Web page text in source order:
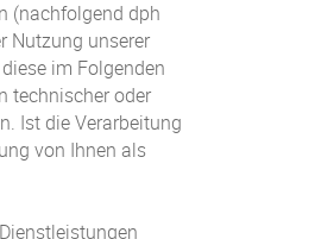
dph
Nutzung unserer
im Folgenden
technischer oder
Ist die Verarbeitung
von Ihnen als